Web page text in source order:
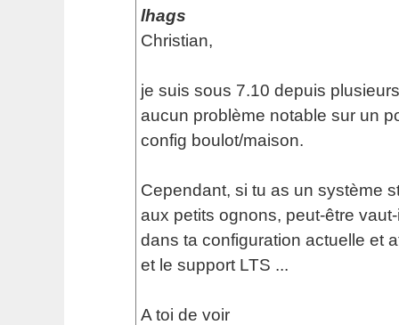
lhags
Christian,
je suis sous 7.10 depuis
aucun problème notable sur un
config boulot/maison.
Cependant, si tu as un système
aux petits ognons, peut-être
dans ta configuration actuelle et
et le support LTS ...
A toi de voir